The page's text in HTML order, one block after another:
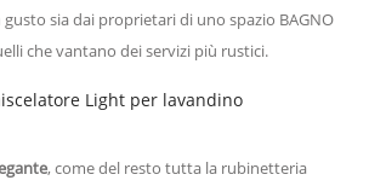
sia dai proprietari di uno spazio BAGNO
che vantano dei servizi più rustici.
Light per lavandino
, come del resto tutta la rubinetteria